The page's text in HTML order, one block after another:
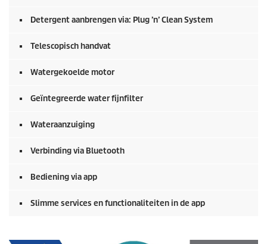
Detergent aanbrengen via: Plug ’n’ Clean System
Telescopisch handvat
Watergekoelde motor
Geïntegreerde water fijnfilter
Wateraanzuiging
Verbinding via Bluetooth
Bediening via app
Slimme services en functionaliteiten in de app